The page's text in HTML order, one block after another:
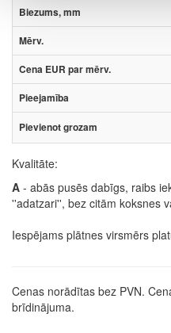
Kvalitāte:
A - abās pusēs dabīgs, raibs
''adatzari'', bez citām koksnes
Iespējams plātnes virsmērs
Cenas norādītas bez PVN.
brīdinājuma.